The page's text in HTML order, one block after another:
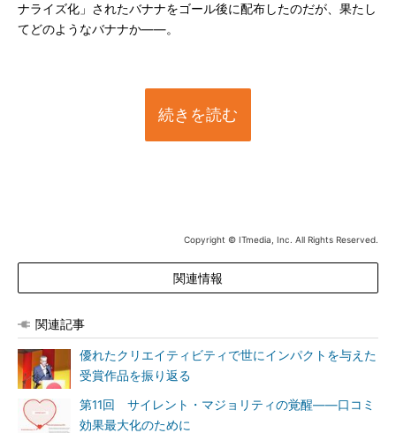
ナライズ化」されたバナナをゴール後に配布したのだが、果たし
てどのようなバナナか――。
続きを読む
Copyright © ITmedia, Inc. All Rights Reserved.
関連情報
関連記事
優れたクリエイティビティで世にインパクトを与えた
受賞作品を振り返る
第11回 サイレント・マジョリティの覚醒――口コミ
効果最大化のために